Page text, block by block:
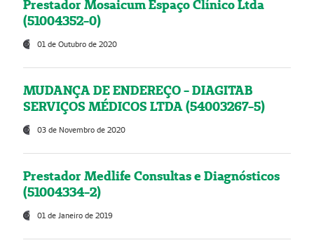
Prestador Mosaicum Espaço Clínico Ltda
(51004352-0)
01 de Outubro de 2020
MUDANÇA DE ENDEREÇO - DIAGITAB
SERVIÇOS MÉDICOS LTDA (54003267-5)
03 de Novembro de 2020
Prestador Medlife Consultas e Diagnósticos
(51004334-2)
01 de Janeiro de 2019